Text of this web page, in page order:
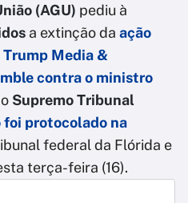
(AGU) pediu à
a extinção da ação
Media &
contra o ministro
Supremo Tribunal
foi protocolado na
federal da Flórida e
terça-feira (16).